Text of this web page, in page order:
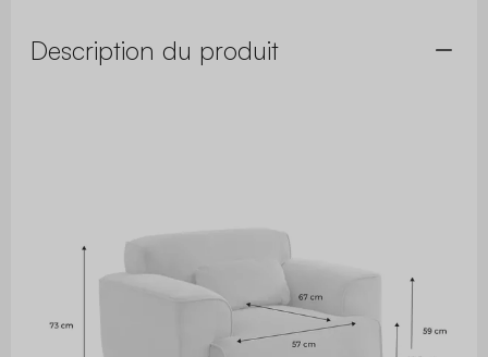
Description du produit